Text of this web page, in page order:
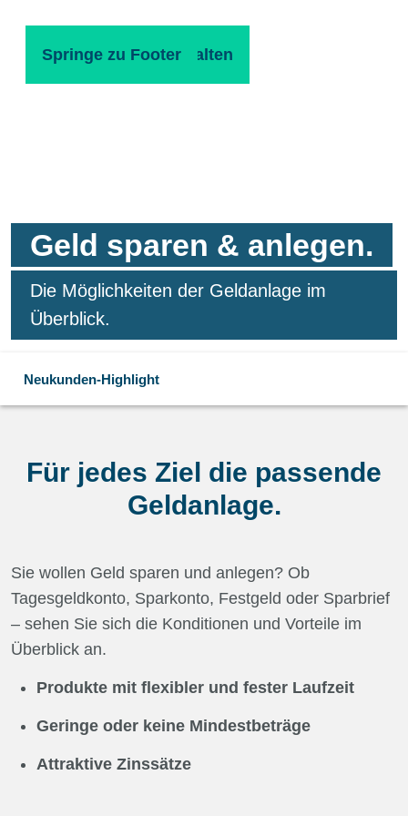
Spinge zu Hauptinhalten
Springe zu Footer
Geld sparen & anlegen.
Die Möglichkeiten der Geldanlage im
Überblick.
Neukunden-Highlight
Für jedes Ziel die passende
Geldanlage.
Sie wollen Geld sparen und anlegen? Ob
Tagesgeldkonto, Sparkonto, Festgeld oder Sparbrief –
sehen Sie sich die Konditionen und Vorteile im
Überblick an.
Produkte mit flexibler und fester Laufzeit
Geringe oder keine Mindestbeträge
Attraktive Zinssätze